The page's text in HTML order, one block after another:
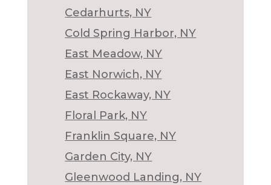
Cedarhurts, NY
Cold Spring Harbor, NY
East Meadow, NY
East Norwich, NY
East Rockaway, NY
Floral Park, NY
Franklin Square, NY
Garden City, NY
Gleenwood Landing, NY